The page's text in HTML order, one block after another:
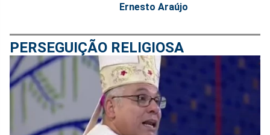
Ernesto Araújo
PERSEGUIÇÃO RELIGIOSA